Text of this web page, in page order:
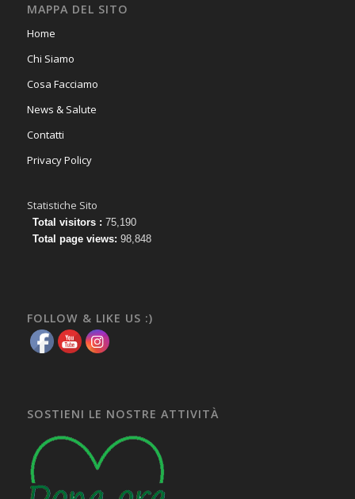
MAPPA DEL SITO
Home
Chi Siamo
Cosa Facciamo
News & Salute
Contatti
Privacy Policy
Statistiche Sito
Total visitors : 75,190
Total page views: 98,848
FOLLOW & LIKE US :)
SOSTIENI LE NOSTRE ATTIVITÀ